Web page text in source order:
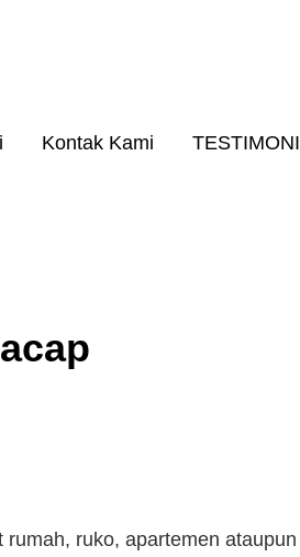
Kontak Kami TESTIMONI
ruko, apartemen ataupun